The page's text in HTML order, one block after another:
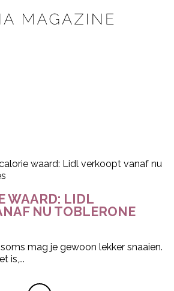
WAARD: LIDL
NU TOBLERONE
mag je gewoon lekker snaaien.
is,...